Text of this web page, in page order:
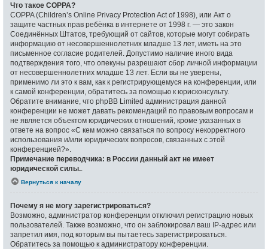
Что такое COPPA?
COPPA (Children’s Online Privacy Protection Act of 1998), или Акт о
защите частных прав ребёнка в интернете от 1998 г. — это закон
Соединённых Штатов, требующий от сайтов, которые могут собирать
информацию от несовершеннолетних младше 13 лет, иметь на это
письменное согласие родителей. Допустимо наличие иного вида
подтверждения того, что опекуны разрешают сбор личной информации
от несовершеннолетних младше 13 лет. Если вы не уверены,
применимо ли это к вам, как к регистрирующемуся на конференции, или
к самой конференции, обратитесь за помощью к юрисконсульту.
Обратите внимание, что phpBB Limited администрация данной
конференции не может давать рекомендаций по правовым вопросам и
не является объектом юридических отношений, кроме указанных в
ответе на вопрос «С кем можно связаться по вопросу некорректного
использования и/или юридических вопросов, связанных с этой
конференцией?».
Примечание переводчика: в России данный акт не имеет
юридической силы.
Вернуться к началу
Почему я не могу зарегистрироваться?
Возможно, администратор конференции отключил регистрацию новых
пользователей. Также возможно, что он заблокировал ваш IP-адрес или
запретил имя, под которым вы пытаетесь зарегистрироваться.
Обратитесь за помощью к администратору конференции.